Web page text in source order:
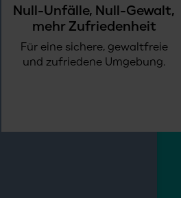
Null-Unfälle, Null-Gewalt,
mehr Zufriedenheit
Für eine sichere, gewaltfreie
und zufriedene Umgebung.